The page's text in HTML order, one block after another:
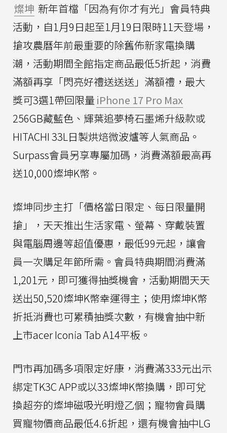
燦坤 新年首檔「因為有你才有光」會員特典
活動，自1月9日起至1月19日限時11天登場，
搶攻農曆年前最重要的除舊佈新家電換購
潮，活動期間全館指定商品最低5折起，消費
滿額再享「閃亮好禮送送送」滿額禮，最大
獎可3選1帶回限量 iPhone 17 Pro Max
256GB藏藍色、輝葉追夢椅石墨烯升級款或
HITACHI 33L日製烘焙微波爐等人氣商品。
Surpass會員另享專屬加碼，消費滿額最高再
送10,000燦坤K幣。
燦坤同步主打「價格當日限定、每日限量開
搶」，天天推出生活家電、螢幕、穿戴裝置
與電腦周邊等超值優惠，最低99元起，讓會
員一次購足年節所需。會員特典期間消費滿
1,201元，即可獲得抽獎機會，活動期間天天
送出50,520燦坤K幣幸運得主；使用燦坤K幣
折抵消費也可累積抽獎次數，有機會抽中新
上市acer Iconia Tab A14平板。
門市再加碼多項限定好康，消費滿333元出示
綁定TK3C APP或以33燦坤K幣換購，即可兌
換超夯的燦坤磁吸光明燈乙個；寵物會員購
買寵物價商品最低4.6折起，還有機會抽中LG